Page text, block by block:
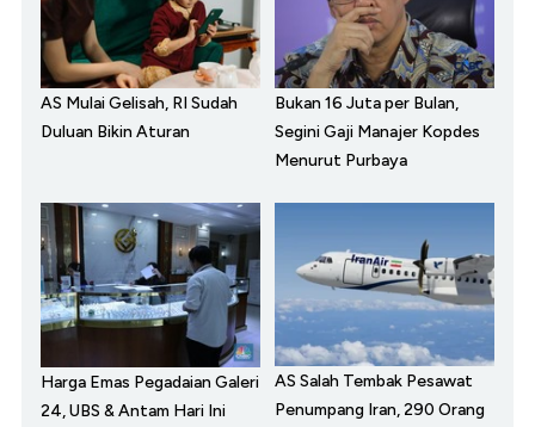
AS Mulai Gelisah, RI Sudah
Duluan Bikin Aturan
Bukan 16 Juta per Bulan,
Segini Gaji Manajer Kopdes
Menurut Purbaya
Harga Emas Pegadaian Galeri
24, UBS & Antam Hari Ini
AS Salah Tembak Pesawat
Penumpang Iran, 290 Orang